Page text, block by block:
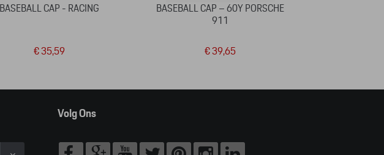
BASEBALL CAP - RACING
€ 35,59
BASEBALL CAP – 60Y PORSCHE
911
€ 39,65
Volg Ons